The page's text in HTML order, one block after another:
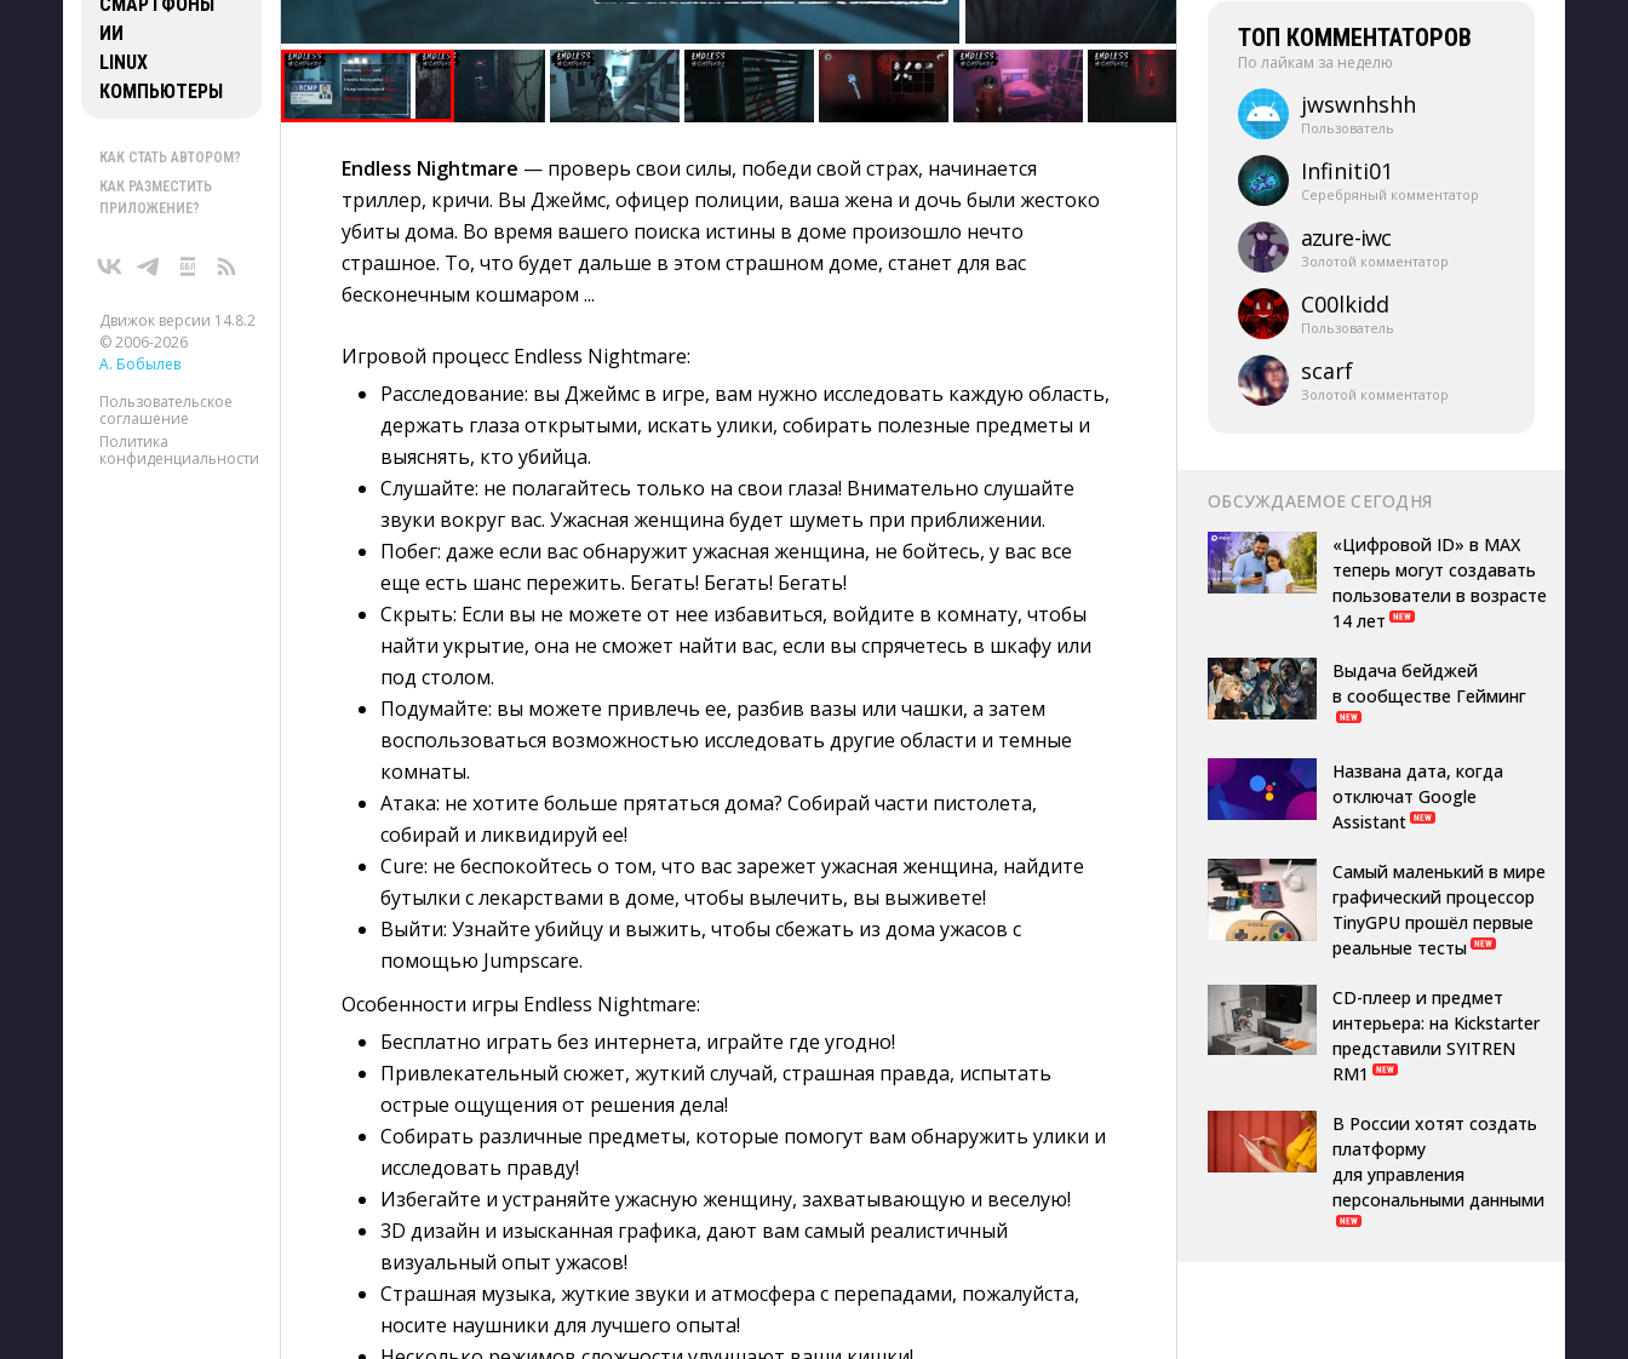
ИИ
LINUX
КОМПЬЮТЕРЫ
КАК СТАТЬ АВТОРОМ?
КАК РАЗМЕСТИТЬ
ПРИЛОЖЕНИЕ?
Движок версии 14.8.2
© 2006-2026
А. Бобылев
Пользовательское
соглашение
Политика
конфиденциальности
Endless Nightmare — проверь свои силы, победи свой страх, начинается
триллер, кричи. Вы Джеймс, офицер полиции, ваша жена и дочь были жестоко
убиты дома. Во время вашего поиска истины в доме произошло нечто
страшное. То, что будет дальше в этом страшном доме, станет для вас
бесконечным кошмаром ...
Игровой процесс Endless Nightmare:
Расследование: вы Джеймс в игре, вам нужно исследовать каждую область,
держать глаза открытыми, искать улики, собирать полезные предметы и
выяснять, кто убийца.
Слушайте: не полагайтесь только на свои глаза! Внимательно слушайте
звуки вокруг вас. Ужасная женщина будет шуметь при приближении.
Побег: даже если вас обнаружит ужасная женщина, не бойтесь, у вас все
еще есть шанс пережить. Бегать! Бегать! Бегать!
Скрыть: Если вы не можете от нее избавиться, войдите в комнату, чтобы
найти укрытие, она не сможет найти вас, если вы спрячетесь в шкафу или
под столом.
Подумайте: вы можете привлечь ее, разбив вазы или чашки, а затем
воспользоваться возможностью исследовать другие области и темные
комнаты.
Атака: не хотите больше прятаться дома? Собирай части пистолета,
собирай и ликвидируй ее!
Cure: не беспокойтесь о том, что вас зарежет ужасная женщина, найдите
бутылки с лекарствами в доме, чтобы вылечить, вы выживете!
Выйти: Узнайте убийцу и выжить, чтобы сбежать из дома ужасов с
помощью Jumpscare.
Особенности игры Endless Nightmare:
Бесплатно играть без интернета, играйте где угодно!
Привлекательный сюжет, жуткий случай, страшная правда, испытать
острые ощущения от решения дела!
Собирать различные предметы, которые помогут вам обнаружить улики и
исследовать правду!
Избегайте и устраняйте ужасную женщину, захватывающую и веселую!
3D дизайн и изысканная графика, дают вам самый реалистичный
визуальный опыт ужасов!
Страшная музыка, жуткие звуки и атмосфера с перепадами, пожалуйста,
носите наушники для лучшего опыта!
ТОП КОММЕНТАТОРОВ
По лайкам за неделю
jwswnhshh
Пользователь
Infiniti01
Серебряный комментатор
azure-​iwc
Золотой комментатор
C00lkidd
Пользователь
scarf
Золотой комментатор
ОБСУЖДАЕМОЕ СЕГОДНЯ
«Цифровой ID» в MAX
теперь могут создавать
пользователи в возрасте
14 лет
Выдача бейджей
в сообществе Гейминг
Названа дата, когда
отключат Google
Assistant
Самый маленький в мире
графический процессор
TinyGPU прошёл первые
реальные тесты
CD-плеер и предмет
интерьера: на Kickstarter
представили SYITREN
RM1
В России хотят создать
платформу
для управления
персональными данными